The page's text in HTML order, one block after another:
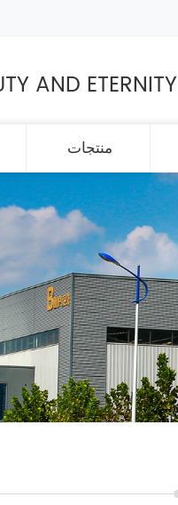
AND ETERNITY
منتجات